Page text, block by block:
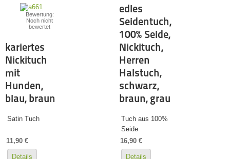
Bewertung:
Noch nicht
bewertet
kariertes
Nickituch
mit
Hunden,
blau, braun
Satin Tuch
11,90 €
Details
edles
Seidentuch,
100% Seide,
Nickituch,
Herren
Halstuch,
schwarz,
braun, grau
Tuch aus 100%
Seide
16,90 €
Details